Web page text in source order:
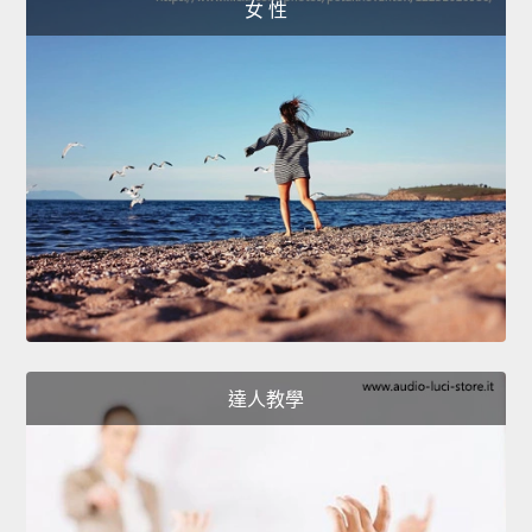
女 性
達人教學